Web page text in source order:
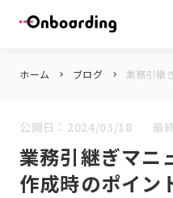
ホーム keyboard_arrow_right ブログ keyboard_arrow_right 業務引継
公開日： 2024/03/18 最
業務引継ぎマニ
作成時のポイン